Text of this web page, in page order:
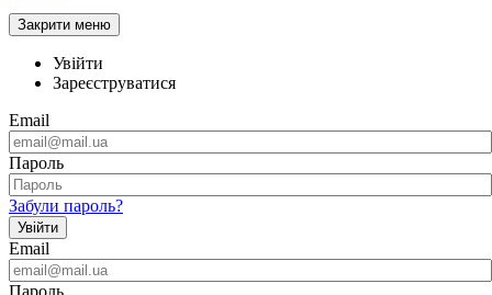
Закрити меню
Увійти
Зареєструватися
Email
Пароль
Забули пароль?
Увійти
Email
Пароль